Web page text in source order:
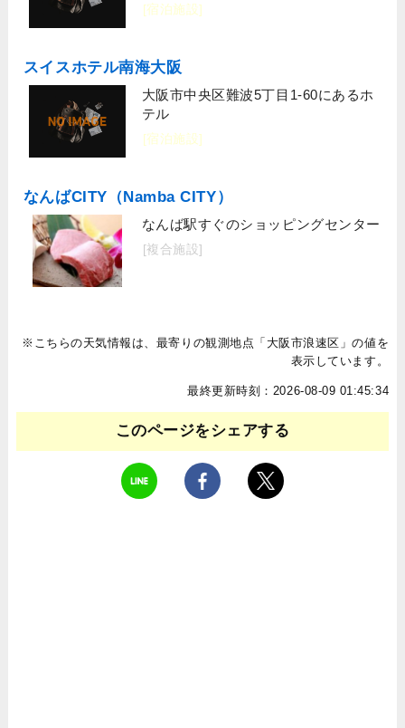
[宿泊施設]
スイスホテル南海大阪
大阪市中央区難波5丁目1-60にあるホ
テル
[宿泊施設]
なんばCITY（Namba CITY）
なんば駅すぐのショッピングセンター
[複合施設]
※こちらの天気情報は、最寄りの観測地点「大阪市浪速区」の値を
表示しています。
最終更新時刻：2026-08-09 01:45:34
このページをシェアする